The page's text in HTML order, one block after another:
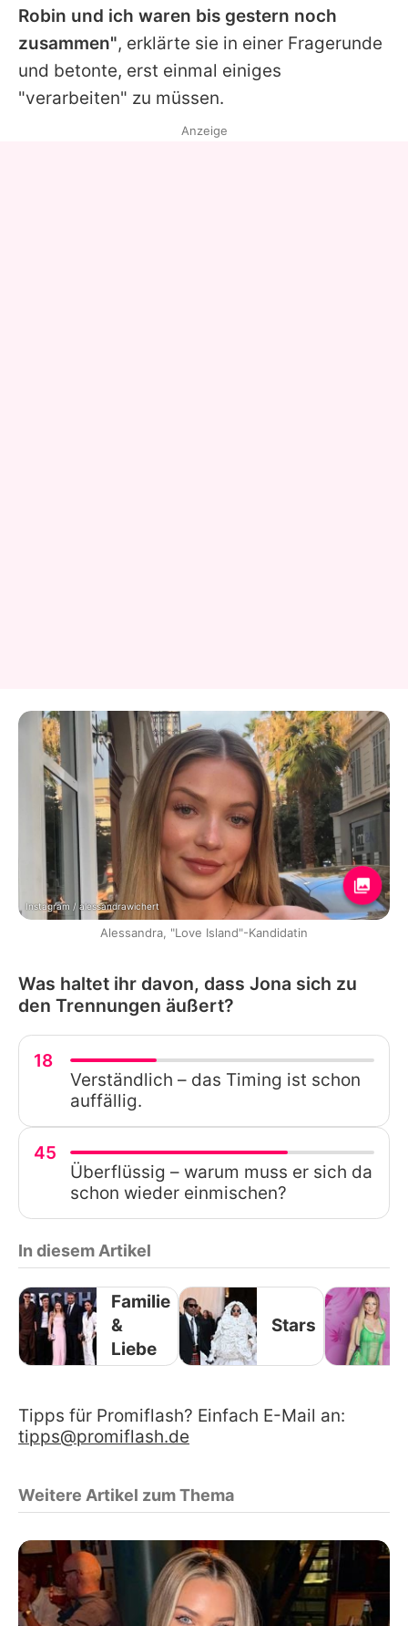
Robin und ich waren bis gestern noch
zusammen", erklärte sie in einer Fragerunde
und betonte, erst einmal einiges
"verarbeiten" zu müssen.
Anzeige
Instagram / alessandrawichert
Alessandra, "Love Island"-Kandidatin
Was haltet ihr davon, dass Jona sich zu
den Trennungen äußert?
18
Verständlich – das Timing ist schon
auffällig.
45
Überflüssig – warum muss er sich da
schon wieder einmischen?
In diesem Artikel
Familie
&
Liebe
Stars
Tipps für Promiflash? Einfach E-Mail an:
tipps@promiflash.de
Weitere Artikel zum Thema